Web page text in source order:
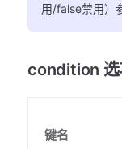
用/false禁用）
condition 选
键名